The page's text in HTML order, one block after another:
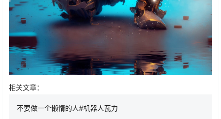
相关文章：
不要做一个懒惰的人#机器人瓦力